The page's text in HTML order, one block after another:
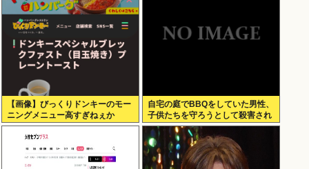
【画像】びっくりドンキーのモー
ニングメニュー高すぎねぇか
自宅の庭でBBQをしていた男性、
子供たちを守ろうとして殺害され
てしまう